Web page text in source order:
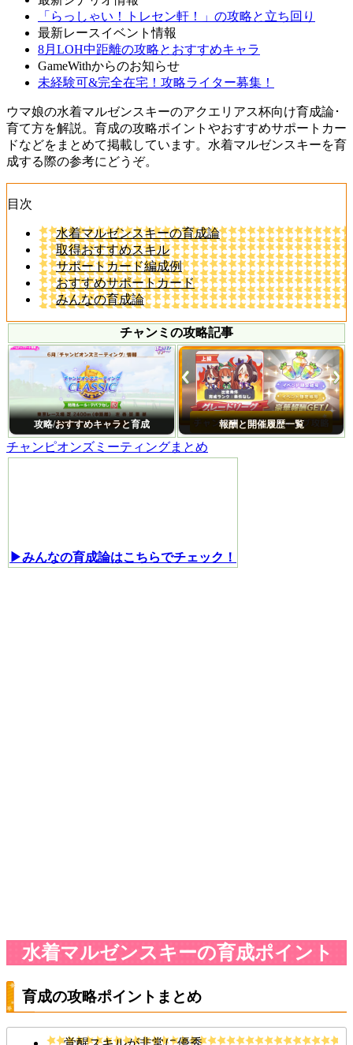
「らっしゃい！トレセン軒！」の攻略と立ち回り
最新レースイベント情報
8月LOH中距離の攻略とおすすめキャラ
GameWithからのお知らせ
未経験可&完全在宅！攻略ライター募集！
ウマ娘の水着マルゼンスキーのアクエリアス杯向け育成論･
育て方を解説。育成の攻略ポイントやおすすめサポートカー
ドなどをまとめて掲載しています。水着マルゼンスキーを育
成する際の参考にどうぞ。
目次
水着マルゼンスキーの育成論
取得おすすめスキル
サポートカード編成例
おすすめサポートカード
みんなの育成論
チャンミの攻略記事
攻略/おすすめキャラと育成 報酬と開催履歴一覧
チャンピオンズミーティングまとめ
▶みんなの育成論はこちらでチェック！
水着マルゼンスキーの育成ポイント
育成の攻略ポイントまとめ